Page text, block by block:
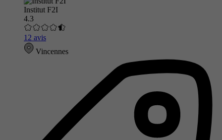
Institut F2I
4.3
12 avis
Vincennes